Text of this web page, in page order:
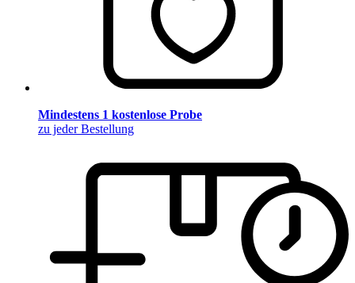
Mindestens 1 kostenlose Probe
zu jeder Bestellung